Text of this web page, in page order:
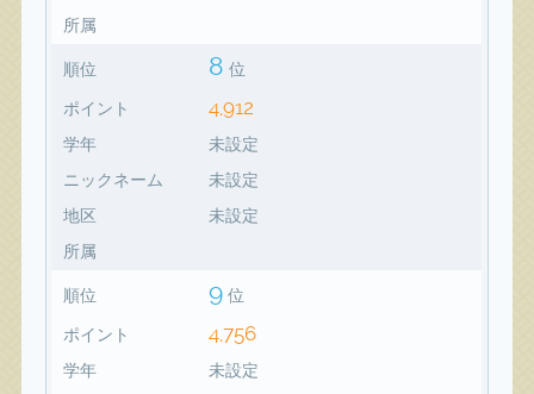
所属
順位 8 位
ポイント 4,912
学年
未設定
ニックネーム
未設定
地区
未設定
所属
順位 9 位
ポイント 4,756
学年
未設定